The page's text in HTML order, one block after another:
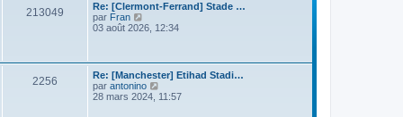
213049
Re: [Clermont-Ferrand] Stade …
par Fran
o
t
e
r
03 août 2026, 12:34
2256
Re: [Manchester] Etihad Stadi…
par antonino
o
28 mars 2024, 11:57